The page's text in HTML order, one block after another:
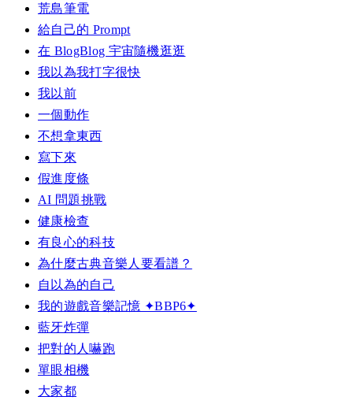
荒島筆電
給自己的 Prompt
在 BlogBlog 宇宙隨機逛逛
我以為我打字很快
我以前
一個動作
不想拿東西
寫下來
假進度條
AI 問題挑戰
健康檢查
有良心的科技
為什麼古典音樂人要看譜？
自以為的自己
我的遊戲音樂記憶 ✦BBP6✦
藍牙炸彈
把對的人嚇跑
單眼相機
大家都